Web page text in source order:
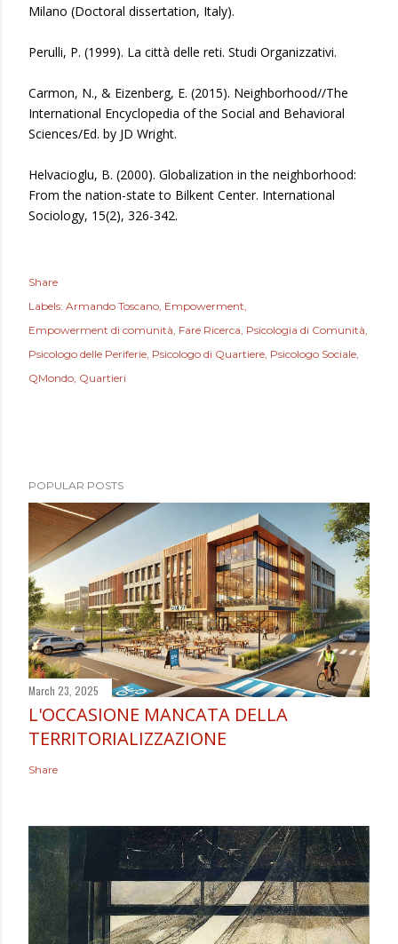
Milano (Doctoral dissertation, Italy).
Perulli, P. (1999). La città delle reti. Studi Organizzativi.
Carmon, N., & Eizenberg, E. (2015). Neighborhood//The
International Encyclopedia of the Social and Behavioral
Sciences/Ed. by JD Wright.
Helvacioglu, B. (2000). Globalization in the neighborhood:
From the nation-state to Bilkent Center. International
Sociology, 15(2), 326-342.
Share
Labels: Armando Toscano Empowerment
Empowerment di comunità Fare Ricerca Psicologia di Comunità
Psicologo delle Periferie Psicologo di Quartiere Psicologo Sociale
QMondo Quartieri
POPULAR POSTS
March 23, 2025
L'OCCASIONE MANCATA DELLA
TERRITORIALIZZAZIONE
Share